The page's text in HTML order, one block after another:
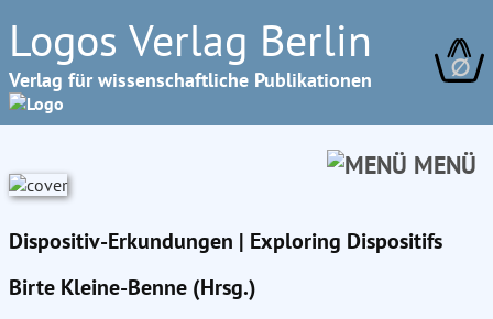
Logos Verlag Berlin
Verlag für wissenschaftliche Publikationen ∅
MENÜ
Dispositiv-Erkundungen | Exploring Dispositifs
Birte Kleine-Benne (Hrsg.)